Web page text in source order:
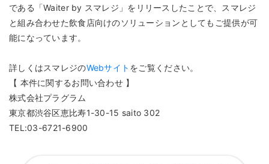
である「Waiter by スマレジ」をリリースしたことで、スマレジ
と組み合わせた飲食店向けのソリューションとしてもご提供が可
能になっています。
詳しくはスマレジのWebサイト をご覧ください。
【 本件に関するお問い合わせ 】
株式会社プラグラム
東京都渋谷区恵比寿1-30-15 saito 302
TEL:03-6721-6900